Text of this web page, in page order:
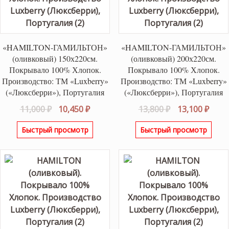
«HAMILTON-ГАМИЛЬТОН»
(оливковый) 150х220см.
Покрывало 100% Хлопок.
Производство: ТМ «Luxberry»
(«Люксберри»), Португалия
11,000₽
Первоначальная
цена
составляла
10,450₽Текущая
цена:
Быстрый просмотр
«HAMILTON-ГАМИЛЬТОН»
(оливковый) 200х220см.
Покрывало 100% Хлопок.
Производство: ТМ «Luxberry»
(«Люксберри»), Португалия
13,800₽
цена
составляла
13,100₽
Быстрый просмотр